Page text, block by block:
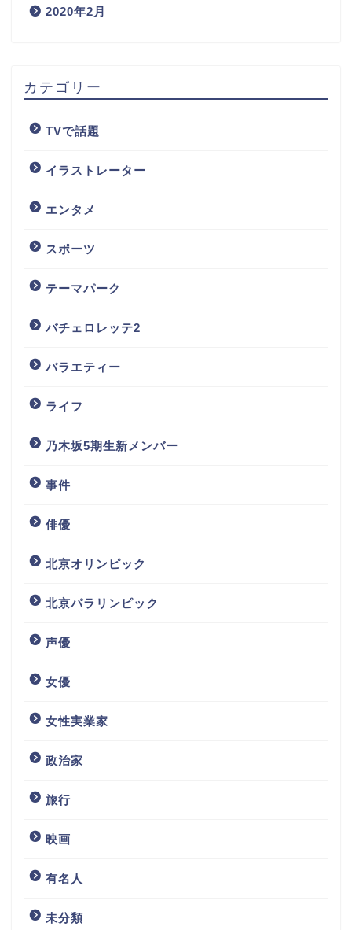
2020年2月
カテゴリー
TVで話題
イラストレーター
エンタメ
スポーツ
テーマパーク
バチェロレッテ2
バラエティー
ライフ
乃木坂5期生新メンバー
事件
俳優
北京オリンピック
北京パラリンピック
声優
女優
女性実業家
政治家
旅行
映画
有名人
未分類